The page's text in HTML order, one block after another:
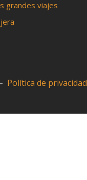
grandes viajes
Política de privacidad